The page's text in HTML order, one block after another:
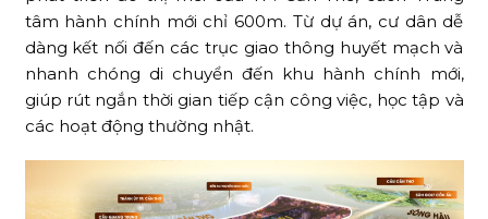
tâm hành chính mới chỉ 600m. Từ dự án, cư dân dễ
dàng kết nối đến các trục giao thông huyết mạch và
nhanh chóng di chuyển đến khu hành chính mới,
giúp rút ngắn thời gian tiếp cận công việc, học tập và
các hoạt động thường nhật.